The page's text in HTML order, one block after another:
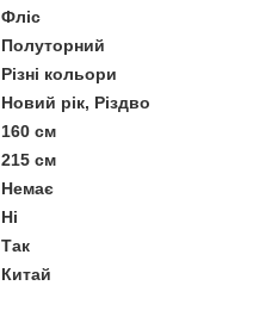
Фліс
Полуторний
Різні кольори
Новий рік, Різдво
160 см
215 см
Немає
Ні
Так
Китай